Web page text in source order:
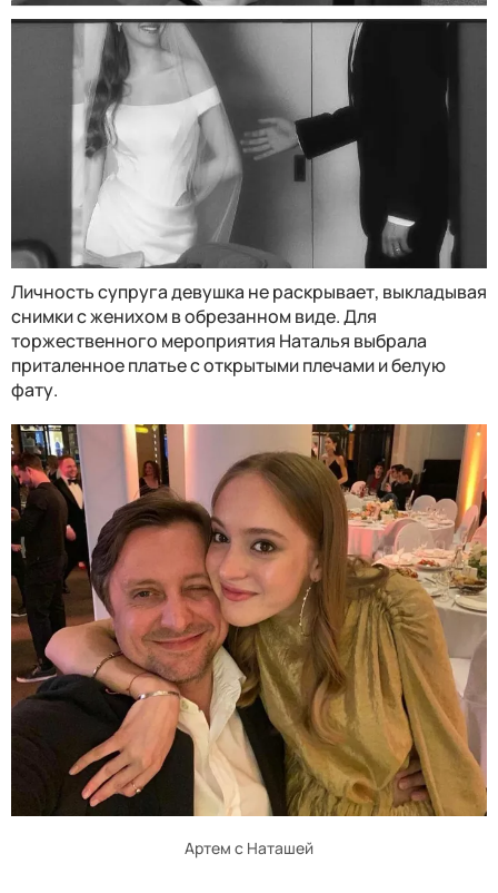
Личность супруга девушка не раскрывает, выкладывая
снимки с женихом в обрезанном виде. Для
торжественного мероприятия Наталья выбрала
приталенное платье с открытыми плечами и белую
фату.
Артем с Наташей